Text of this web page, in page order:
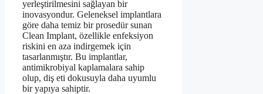
yerleştirilmesini sağlayan bir
inovasyondur. Geleneksel implantlara
göre daha temiz bir prosedür sunan
Clean Implant, özellikle enfeksiyon
riskini en aza indirgemek için
tasarlanmıştır. Bu implantlar,
antimikrobiyal kaplamalara sahip
olup, diş eti dokusuyla daha uyumlu
bir yapıya sahiptir.